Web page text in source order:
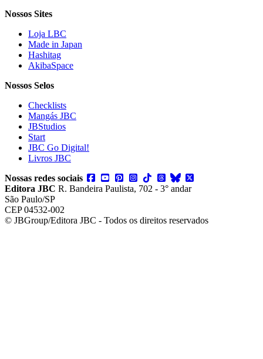
Nossos Sites
Loja LBC
Made in Japan
Hashitag
AkibaSpace
Nossos Selos
Checklists
Mangás JBC
JBStudios
Start
JBC Go Digital!
Livros JBC
Nossas redes sociais
Editora JBC R. Bandeira Paulista, 702 - 3° andar
São Paulo/SP
CEP 04532-002
© JBGroup/Editora JBC - Todos os direitos reservados